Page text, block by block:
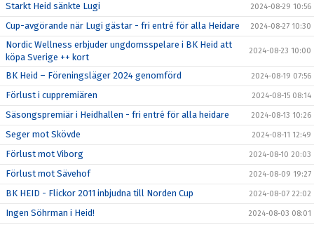
Starkt Heid sänkte Lugi 2024-08-29 10:56
Cup-avgörande när Lugi gästar - fri entré för alla Heidare 2024-08-27 10:30
Nordic Wellness erbjuder ungdomsspelare i BK Heid att
köpa Sverige ++ kort
2024-08-23 10:00
BK Heid – Föreningsläger 2024 genomförd 2024-08-19 07:56
Förlust i cuppremiären 2024-08-15 08:14
Säsongspremiär i Heidhallen - fri entré för alla heidare 2024-08-13 10:26
Seger mot Skövde 2024-08-11 12:49
Förlust mot Viborg 2024-08-10 20:03
Förlust mot Sävehof 2024-08-09 19:27
BK HEID - Flickor 2011 inbjudna till Norden Cup 2024-08-07 22:02
Ingen Söhrman i Heid! 2024-08-03 08:01